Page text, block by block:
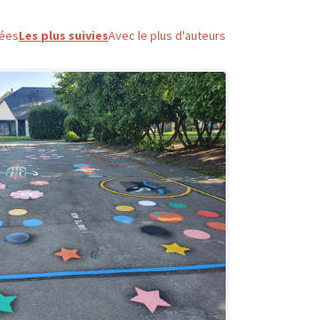
Les plus suiviesAvec le plus d'auteurs